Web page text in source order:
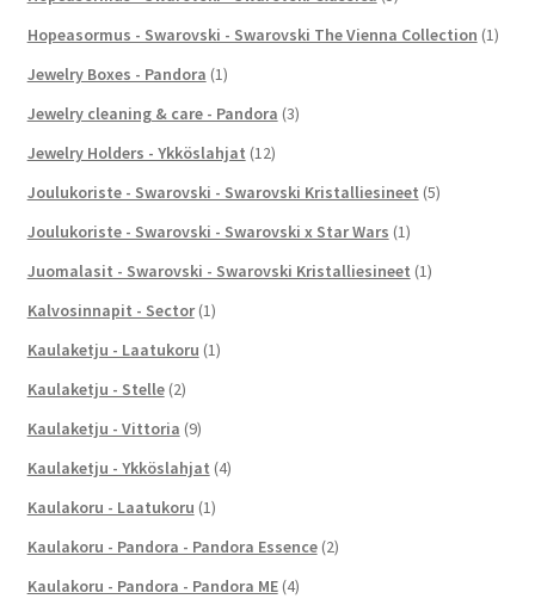
Hopeasormus - Swarovski - Swarovski The Vienna Collection (1)
Jewelry Boxes - Pandora (1)
Jewelry cleaning & care - Pandora (3)
Jewelry Holders - Ykköslahjat (12)
Joulukoriste - Swarovski - Swarovski Kristalliesineet (5)
Joulukoriste - Swarovski - Swarovski x Star Wars (1)
Juomalasit - Swarovski - Swarovski Kristalliesineet (1)
Kalvosinnapit - Sector (1)
Kaulaketju - Laatukoru (1)
Kaulaketju - Stelle (2)
Kaulaketju - Vittoria (9)
Kaulaketju - Ykköslahjat (4)
Kaulakoru - Laatukoru (1)
Kaulakoru - Pandora - Pandora Essence (2)
Kaulakoru - Pandora - Pandora ME (4)